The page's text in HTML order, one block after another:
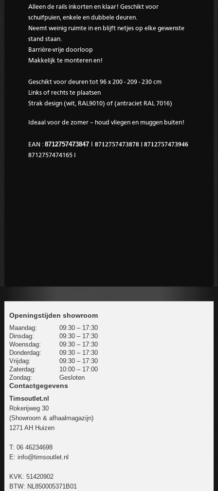
Alleen de rails inkorten en klaar! Geschikt voor
schuifpuien, enkele en dubbele deuren.
Neemt weinig ruimte in en blijft netjes op elke gewenste
stand staan.
Barrière-vrije doorloop
Makkelijk te monteren en!
Geschikt voor deuren tot 96 x 200 - 209 - 230cm
Links of rechts te plaatsen
Strak design (wit, RAL9010) of (antraciet RAL 7016)
Ideaal voor de zomer – houd vliegen en muggen buiten!
EAN : 8712757473847 8712757473878 I 8712757473946
8712757474165 I
Openingstijden showroom
Maandag:
09:30 – 17:30
Dinsdag:
09:30 – 17:30
Woensdag:
09:30 – 17:30
Donderdag:
09:30 – 17:30
Vrijdag:
09:30 – 17:30
Zaterdag:
10:00 – 17:00
Zondag:
Gesloten
Contactgegevens
Timsoutlet.nl
Rokerijweg 30
(Showroom & afhaalmagazijn)
1271 AH Huizen
T: 06 46234698
E: info@timsoutlet.nl
KVK: 51420902
BTW: NL850005371B01